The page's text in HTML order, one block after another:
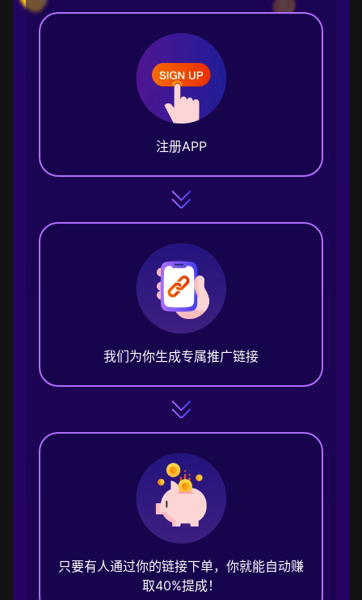
注册APP
我们为你生成专属推广链接
只要有人通过你的链接下单，你就能自动赚
取40%提成！